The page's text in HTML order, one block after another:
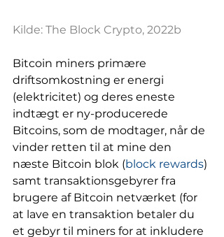
Kilde: The Block Crypto, 2022b
Bitcoin miners primære
driftsomkostning er energi
(elektricitet) og deres eneste
indtægt er ny-producerede
Bitcoins, som de modtager, når de
vinder retten til at mine den
næste Bitcoin blok (block rewards)
samt transaktionsgebyrer fra
brugere af Bitcoin netværket (for
at lave en transaktion betaler du
et gebyr til miners for at inkludere